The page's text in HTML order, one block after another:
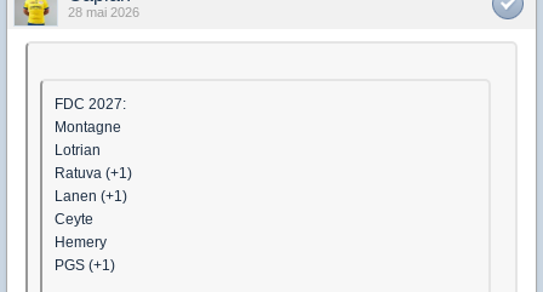
28 mai 2026
FDC 2027:
Montagne
Lotrian
Ratuva (+1)
Lanen (+1)
Ceyte
Hemery
PGS (+1)